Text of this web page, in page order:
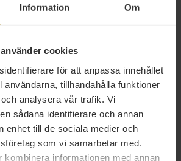
Information Om
cookies
för att anpassa innehållet
användarna, tillhandahålla funktioner
analysera vår trafik. Vi
sådana identifierare och annan
enhet till de sociala medier och
som vi samarbetar med.
kombinera informationen med annan
fruktig Tonda Iblea för Intenso.
är den elegant och kraftfull, med
det under hela måltiden på fiskmenyer,